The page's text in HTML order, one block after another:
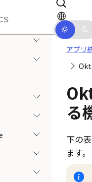
ドキュメントナビゲーショ
アプリ
る
下の
ます。